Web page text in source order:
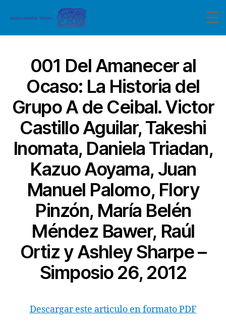
001 Del Amanecer al
Ocaso: La Historia del
Grupo A de Ceibal. Victor
Castillo Aguilar, Takeshi
Inomata, Daniela Triadan,
Kazuo Aoyama, Juan
Manuel Palomo, Flory
Pinzón, María Belén
Méndez Bawer, Raúl
Ortiz y Ashley Sharpe –
Simposio 26, 2012
Descargar este articulo en formato PDF